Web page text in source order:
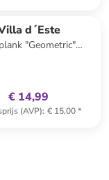
d´Este
"Geometric"
€ 14,99
(AVP): € 15,00*